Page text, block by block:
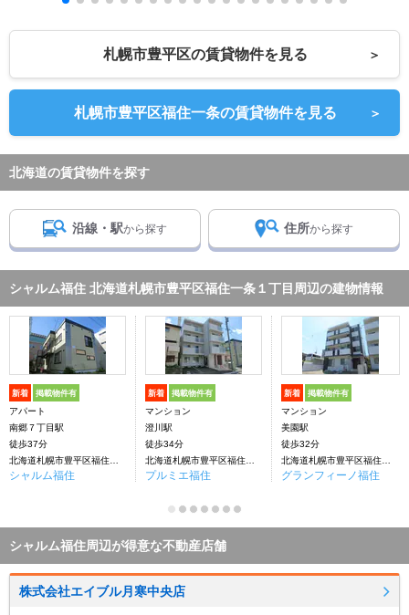
札幌市豊平区の賃貸物件を見る ＞
札幌市豊平区福住一条の賃貸物件を見る ＞
北海道の賃貸物件を探す
沿線・駅から探す 住所から探す
シャルム福住 北海道札幌市豊平区福住一条１丁目周辺の建物情報
新着 掲載物件有
アパート
南郷７丁目駅
徒歩37分
シャルム福住
新着 掲載物件有
マンション
澄川駅
徒歩34分
プルミエ福住
新着 掲載物件有
マンション
美園駅
徒歩32分
グランフィーノ福住
シャルム福住周辺が得意な不動産店舗
株式会社エイブル月寒中央店